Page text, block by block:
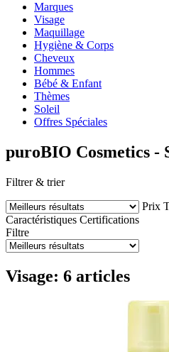
Marques
Visage
Maquillage
Hygiène & Corps
Cheveux
Hommes
Bébé & Enfant
Thèmes
Soleil
Offres Spéciales
puroBIO Cosmetics -
Filtrer & trier
Prix
Caractéristiques Certifications
Filtre
Visage: 6 articles